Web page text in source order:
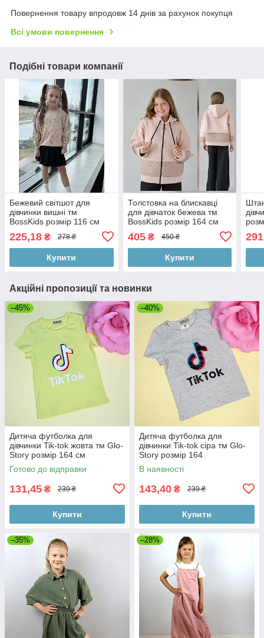
Повернення товару впродовж 14 днів за рахунок покупця
Всі умови повернення
Подібні товари компанії
Бежевий світшот для
дівчинки вишні тм
BossKids розмір 116 см
225,18 ₴ 278 ₴
Купити
Толстовка на блискавці
для дівчаток бежева тм
BossKids розмір 164 см
405₴ 450 ₴
Купити
Акційні пропозиції та новинки
–45%
Дитяча футболка для
дівчинки Tik-tok жовта тм Glo-
Story розмір 164 см
Готово до відправки
131,45 ₴ 239 ₴
Купити
–40%
Дитяча футболка для
дівчинки Tik-tok сіра тм Glo-
Story розмір 164
В наявності
143,40 ₴ 239 ₴
Купити
–35% –28%